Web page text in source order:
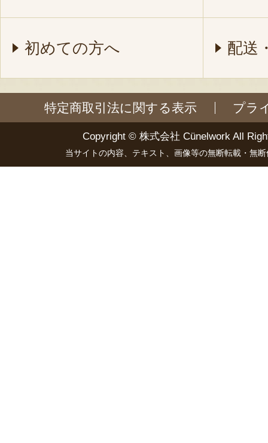
初めての方へ 配送
特定商取引法に関する表示 プラ
Copyright © 株式会社 Cünelwork All
当サイトの内容、テキスト、画像等の無断転載・無